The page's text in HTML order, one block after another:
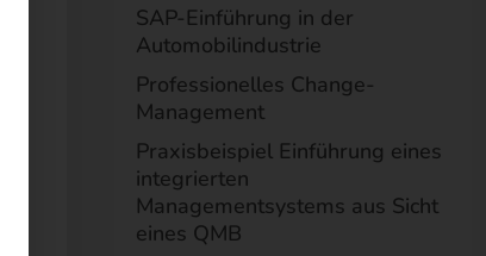
SAP-Einführung in der
Automobilindustrie
Professionelles Change-
Management
Praxisbeispiel Einführung eines
integrierten
Managementsystems aus Sicht
eines QMB
Die erste Service-Gruppe ist essenziell und kann